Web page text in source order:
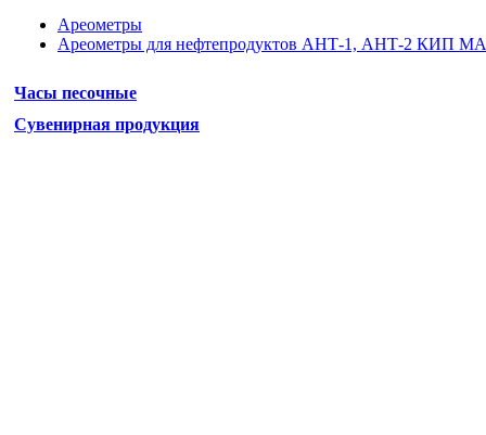
Ареометры
Ареометры для нефтепродуктов АНТ-1, АНТ-2 КИП
Часы песочные
Сувенирная продукция